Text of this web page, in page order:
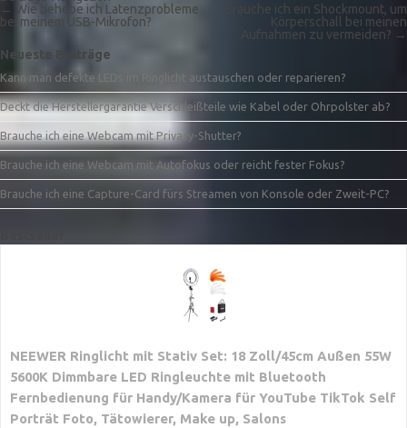
←
Wie behebe ich Latenzprobleme
bei meinem USB-Mikrofon?
Brauche ich ein Shockmount, um
Körperschall bei meinen
Aufnahmen zu vermeiden? →
Neueste Beiträge
Kann man defekte LEDs im Ringlicht austauschen oder reparieren?
Deckt die Herstellergarantie Verschleißteile wie Kabel oder Ohrpolster ab?
Brauche ich eine Webcam mit Privacy-Shutter?
Brauche ich eine Webcam mit Autofokus oder reicht fester Fokus?
Brauche ich eine Capture-Card fürs Streamen von Konsole oder Zweit-PC?
NEEWER Ringlicht mit Stativ Set: 18 Zoll/45cm Außen 55W
5600K Dimmbare LED Ringleuchte mit Bluetooth
Fernbedienung für Handy/Kamera für YouTube TikTok Self
Porträt Foto, Tätowierer, Make up, Salons